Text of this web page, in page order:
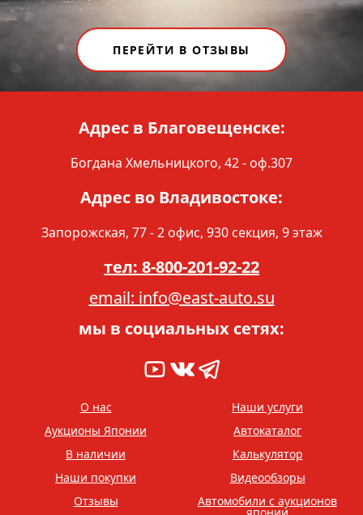
ПЕРЕЙТИ В ОТЗЫВЫ
Адрес в Благовещенске:
Богдана Хмельницкого, 42 - оф.307
Адрес во Владивостоке:
Запорожская, 77 - 2 офис, 930 секция, 9 этаж
тел: 8-800-201-92-22
email: info@east-auto.su
мы в социальных сетях:
О нас
Наши услуги
Аукционы Японии
Автокаталог
В наличии
Калькулятор
Наши покупки
Видеообзоры
Отзывы
Автомобили с аукционов